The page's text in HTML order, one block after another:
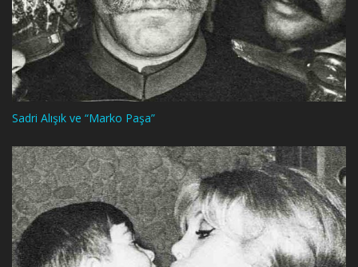
Sadri Alışık ve “Marko Paşa”